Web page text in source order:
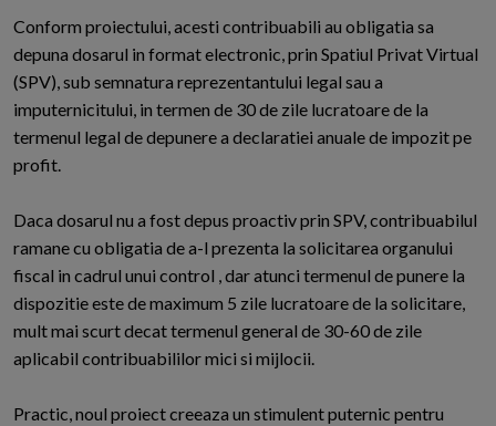
Conform proiectului, acesti contribuabili au obligatia sa
depuna dosarul in format electronic, prin Spatiul Privat Virtual
(SPV), sub semnatura reprezentantului legal sau a
imputernicitului, in termen de 30 de zile lucratoare de la
termenul legal de depunere a declaratiei anuale de impozit pe
profit.
Daca dosarul nu a fost depus proactiv prin SPV, contribuabilul
ramane cu obligatia de a-l prezenta la solicitarea organului
fiscal in cadrul unui control , dar atunci termenul de punere la
dispozitie este de maximum 5 zile lucratoare de la solicitare,
mult mai scurt decat termenul general de 30-60 de zile
aplicabil contribuabililor mici si mijlocii.
Practic, noul proiect creeaza un stimulent puternic pentru